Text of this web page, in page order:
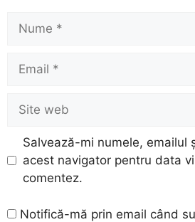
Nume
Email
Site
web
Salvează-mi numele, emailul
acest navigator pentru data
comentez.
Notifică-mă prin email când